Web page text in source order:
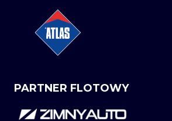
PARTNER FLOTOWY